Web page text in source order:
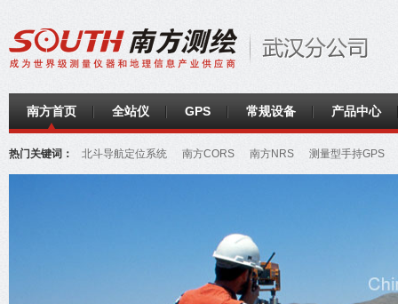
南方首页 全站仪 GPS 常规设备 产品中心
热门关键词： 北斗导航定位系统 南方CORS 南方NRS 测量型手持GPS